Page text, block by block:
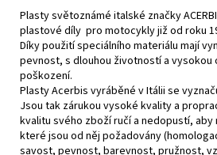
Plasty světoznámé italské značky
plastové díly pro motocykly již od roku
Díky použití speciálního materiálu mají
pevnost, s dlouhou životností a
poškození.
Plasty Acerbis vyráběné v Itálii se
Jsou tak zárukou vysoké kvality a
kvalitu svého zboží ručí a nedopustí,
které jsou od něj požadovány
savost, pevnost, barevnost, pružnost,